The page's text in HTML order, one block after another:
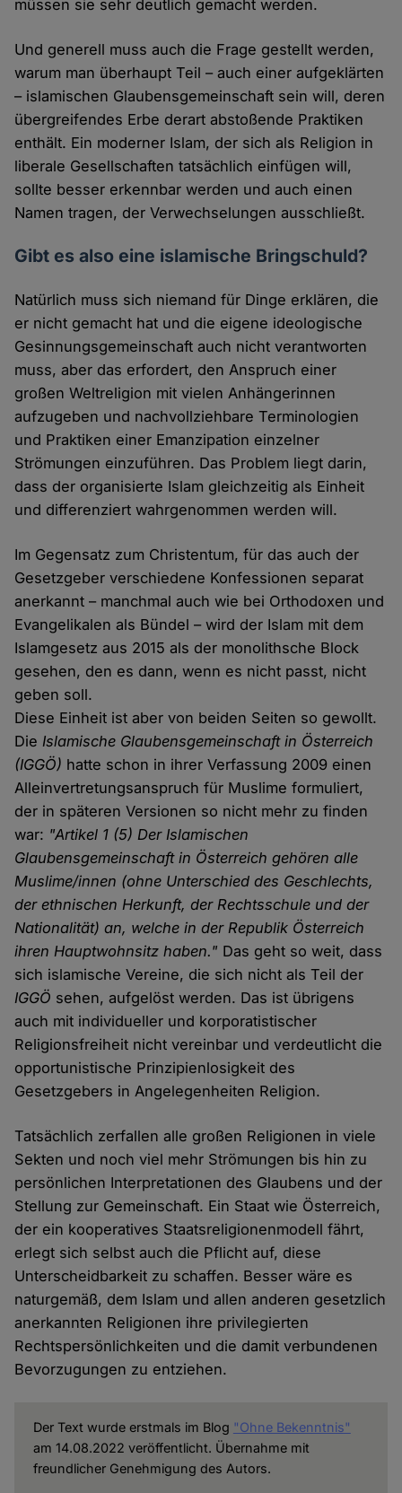
müssen sie sehr deutlich gemacht werden.
Und generell muss auch die Frage gestellt werden,
warum man überhaupt Teil – auch einer aufgeklärten
– islamischen Glaubensgemeinschaft sein will, deren
übergreifendes Erbe derart abstoßende Praktiken
enthält. Ein moderner Islam, der sich als Religion in
liberale Gesellschaften tatsächlich einfügen will,
sollte besser erkennbar werden und auch einen
Namen tragen, der Verwechselungen ausschließt.
Gibt es also eine islamische Bringschuld?
Natürlich muss sich niemand für Dinge erklären, die
er nicht gemacht hat und die eigene ideologische
Gesinnungsgemeinschaft auch nicht verantworten
muss, aber das erfordert, den Anspruch einer
großen Weltreligion mit vielen Anhängerinnen
aufzugeben und nachvollziehbare Terminologien
und Praktiken einer Emanzipation einzelner
Strömungen einzuführen. Das Problem liegt darin,
dass der organisierte Islam gleichzeitig als Einheit
und differenziert wahrgenommen werden will.
Im Gegensatz zum Christentum, für das auch der
Gesetzgeber verschiedene Konfessionen separat
anerkannt – manchmal auch wie bei Orthodoxen und
Evangelikalen als Bündel – wird der Islam mit dem
Islamgesetz aus 2015 als der monolithsche Block
gesehen, den es dann, wenn es nicht passt, nicht
geben soll.
Diese Einheit ist aber von beiden Seiten so gewollt.
DieIslamische Glaubensgemeinschaft in Österreich
(IGGÖ) hatte schon in ihrer Verfassung 2009 einen
Alleinvertretungsanspruch für Muslime formuliert,
der in späteren Versionen so nicht mehr zu finden
war: "Artikel 1 (5) Der Islamischen
Glaubensgemeinschaft in Österreich gehören alle
Muslime/innen (ohne Unterschied des Geschlechts,
der ethnischen Herkunft, der Rechtsschule und der
Nationalität) an, welche in der Republik Österreich
ihren Hauptwohnsitz haben." Das geht so weit, dass
sich islamische Vereine, die sich nicht als Teil der
IGGÖ sehen, aufgelöst werden. Das ist übrigens
auch mit individueller und korporatistischer
Religionsfreiheit nicht vereinbar und verdeutlicht die
opportunistische Prinzipienlosigkeit des
Gesetzgebers in Angelegenheiten Religion.
Tatsächlich zerfallen alle großen Religionen in viele
Sekten und noch viel mehr Strömungen bis hin zu
persönlichen Interpretationen des Glaubens und der
Stellung zur Gemeinschaft. Ein Staat wie Österreich,
der ein kooperatives Staatsreligionenmodell fährt,
erlegt sich selbst auch die Pflicht auf, diese
Unterscheidbarkeit zu schaffen. Besser wäre es
naturgemäß, dem Islam und allen anderen gesetzlich
anerkannten Religionen ihre privilegierten
Rechtspersönlichkeiten und die damit verbundenen
Bevorzugungen zu entziehen.
Der Text wurde erstmals im Blog "Ohne Bekenntnis"
am 14.08.2022 veröffentlicht. Übernahme mit
freundlicher Genehmigung des Autors.